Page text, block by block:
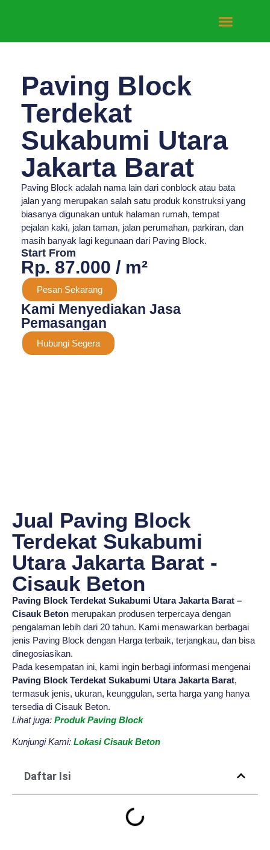
Paving Block
Terdekat
Sukabumi Utara
Jakarta Barat
Paving Block adalah nama lain dari conblock atau bata
jalan yang merupakan salah satu produk konstruksi yang
biasanya digunakan untuk halaman rumah, tempat
pejalan kaki, jalan taman, jalan perumahan, parkiran, dan
masih banyak lagi kegunaan dari Paving Block.
Start From
Rp. 87.000 / m²
Pesan Sekarang
Kami Menyediakan Jasa
Pemasangan
Hubungi Segera
Jual Paving Block
Terdekat Sukabumi
Utara Jakarta Barat -
Cisauk Beton
Paving Block Terdekat Sukabumi Utara Jakarta Barat –
Cisauk Beton merupakan produsen terpercaya dengan
pengalaman lebih dari 20 tahun. Kami menawarkan berbagai
jenis Paving Block dengan Harga terbaik, terjangkau, dan bisa
dinegosiasikan.
Pada kesempatan ini, kami ingin berbagi informasi mengenai
Paving Block Terdekat Sukabumi Utara Jakarta Barat,
termasuk jenis, ukuran, keunggulan, serta harga yang hanya
tersedia di Cisauk Beton.
Lihat juga: Produk Paving Block
Kunjungi Kami: Lokasi Cisauk Beton
Daftar Isi